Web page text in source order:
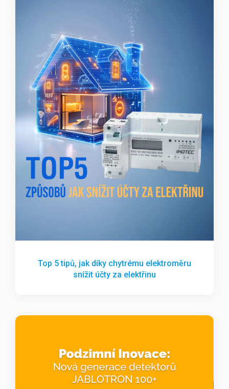
Top 5 tipů, jak díky chytrému elektroměru
snížit účty za elektřinu